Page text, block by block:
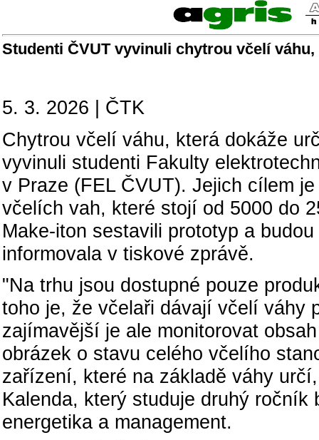
Studenti ČVUT vyvinuli chytrou včelí
5. 3. 2026 | ČTK
Chytrou včelí váhu, která dokáže
vyvinuli studenti Fakulty
v Praze (FEL ČVUT). Jejich cílem
včelích vah, které stojí od 5000 do
Make-iton sestavili prototyp a
informovala v tiskové zprávě.
"Na trhu jsou dostupné pouze
toho je, že včelaři dávají včelí váhy
zajímavější je ale monitorovat
obrázek o stavu celého včelího
zařízení, které na základě váhy
Kalenda, který studuje druhý ročník
energetika a management.